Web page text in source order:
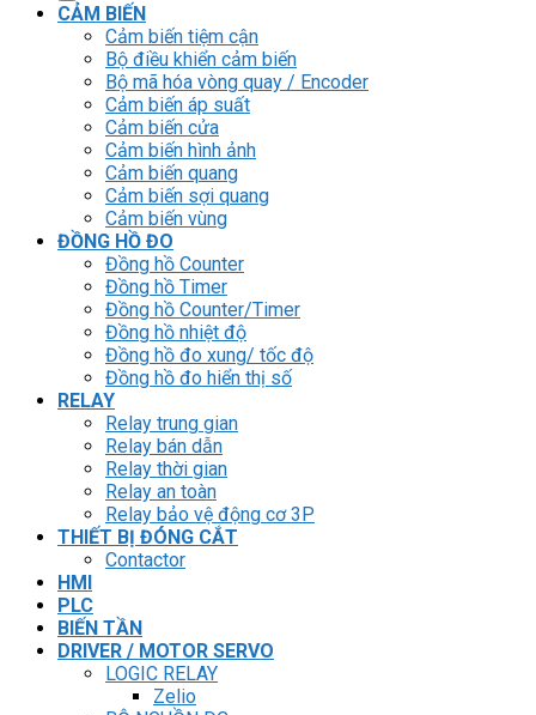
CẢM BIẾN
Cảm biến tiệm cận
Bộ điều khiển cảm biến
Bộ mã hóa vòng quay / Encoder
Cảm biến áp suất
Cảm biến cửa
Cảm biến hình ảnh
Cảm biến quang
Cảm biến sợi quang
Cảm biến vùng
ĐỒNG HỒ ĐO
Đồng hồ Counter
Đồng hồ Timer
Đồng hồ Counter/Timer
Đồng hồ nhiệt độ
Đồng hồ đo xung/ tốc độ
Đồng hồ đo hiển thị số
RELAY
Relay trung gian
Relay bán dẫn
Relay thời gian
Relay an toàn
Relay bảo vệ động cơ 3P
THIẾT BỊ ĐÓNG CẮT
Contactor
HMI
PLC
BIẾN TẦN
DRIVER / MOTOR SERVO
LOGIC RELAY
Zelio